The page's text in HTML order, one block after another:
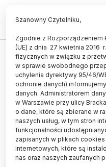
POMORSKI
Szanowny Czytelniku,
Zgodnie z Rozporządzeniem
(UE) z dnia 27 kwietnia 2016
fizycznych w związku z
w sprawie swobodnego
uchylenia dyrektywy 95/46/
ochronie danych)
danych. Administratorem
w Warszawie przy ulicy
o dane, które są zbierane w
naszych usług, w tym stron
funkcjonalności
zapisanych w plikach
internetowych, które są
nas oraz naszych zaufanych